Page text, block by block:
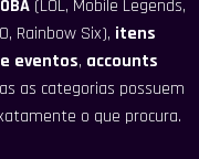
(LOL, Mobile Legends,
Rainbow Six), itens
eventos, accounts
as categorias possuem
o que procura.